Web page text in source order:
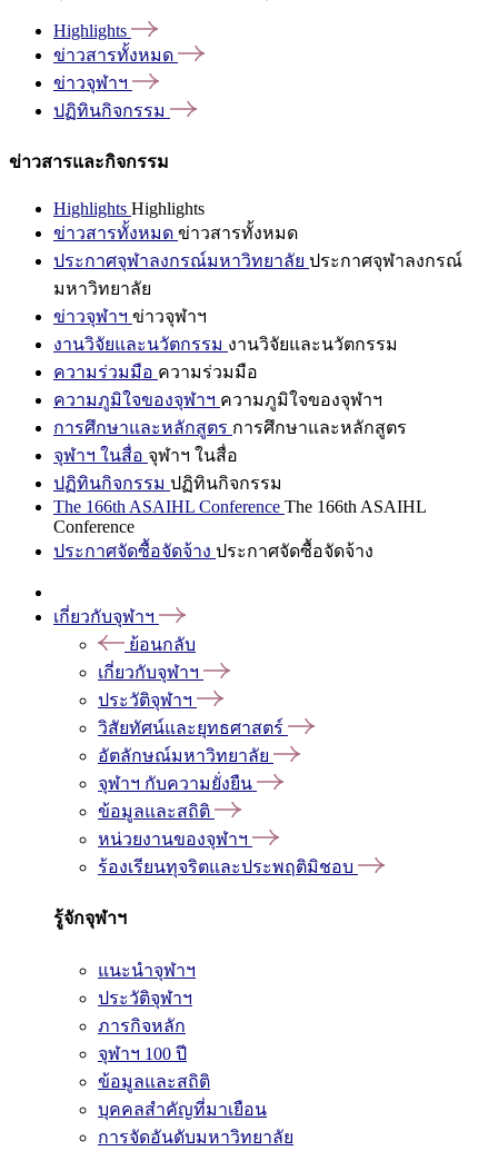
Highlights
ข่าวสารทั้งหมด
ข่าวจุฬาฯ
ปฏิทินกิจกรรม
ข่าวสารและกิจกรรม
Highlights Highlights
ข่าวสารทั้งหมด ข่าวสารทั้งหมด
ประกาศจุฬาลงกรณ์มหาวิทยาลัย ประกาศจุฬาลงกรณ์
มหาวิทยาลัย
ข่าวจุฬาฯ ข่าวจุฬาฯ
งานวิจัยและนวัตกรรม งานวิจัยและนวัตกรรม
ความร่วมมือ ความร่วมมือ
ความภูมิใจของจุฬาฯ ความภูมิใจของจุฬาฯ
การศึกษาและหลักสูตร การศึกษาและหลักสูตร
จุฬาฯ ในสื่อ จุฬาฯ ในสื่อ
ปฏิทินกิจกรรม ปฏิทินกิจกรรม
The 166th ASAIHL Conference The 166th ASAIHL
Conference
ประกาศจัดซื้อจัดจ้าง ประกาศจัดซื้อจัดจ้าง
เกี่ยวกับจุฬาฯ
ย้อนกลับ
เกี่ยวกับจุฬาฯ
ประวัติจุฬาฯ
วิสัยทัศน์และยุทธศาสตร์
อัตลักษณ์มหาวิทยาลัย
จุฬาฯ กับความยั่งยืน
ข้อมูลและสถิติ
หน่วยงานของจุฬาฯ
ร้องเรียนทุจริตและประพฤติมิชอบ
รู้จักจุฬาฯ
แนะนำจุฬาฯ
ประวัติจุฬาฯ
ภารกิจหลัก
จุฬาฯ 100 ปี
ข้อมูลและสถิติ
บุคคลสำคัญที่มาเยือน
การจัดอันดับมหาวิทยาลัย